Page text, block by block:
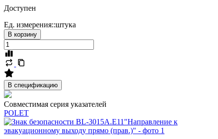
Доступен
Ед. измерения::штука
В корзину
В спецификацию
Совместимая серия указателей
POLET